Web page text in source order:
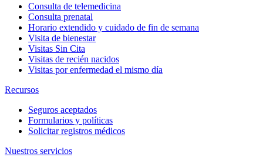
Consulta de telemedicina
Consulta prenatal
Horario extendido y cuidado de fin de semana
Visita de bienestar
Visitas Sin Cita
Visitas de recién nacidos
Visitas por enfermedad el mismo día
Recursos
Seguros aceptados
Formularios y políticas
Solicitar registros médicos
Nuestros servicios